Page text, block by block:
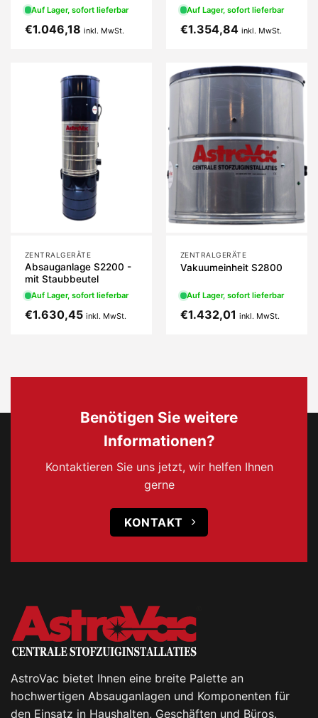
Auf Lager, sofort lieferbar
€1.046,18 inkl. MwSt.
Auf Lager, sofort lieferbar
€1.354,84 inkl. MwSt.
ZENTRALGERÄTE
Absauganlage S2200 -
mit Staubbeutel
Auf Lager, sofort lieferbar
€1.630,45 inkl. MwSt.
ZENTRALGERÄTE
Vakuumeinheit S2800
Auf Lager, sofort lieferbar
€1.432,01 inkl. MwSt.
Benötigen Sie weitere
Informationen?
Kontaktieren Sie uns jetzt, wir helfen Ihnen
gerne
KONTAKT
AstroVac bietet Ihnen eine breite Palette an
hochwertigen Absauganlagen und Komponenten für
den Einsatz in Haushalten, Geschäften und Büros.